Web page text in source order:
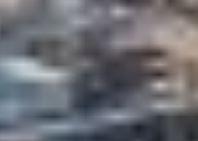
Impressum